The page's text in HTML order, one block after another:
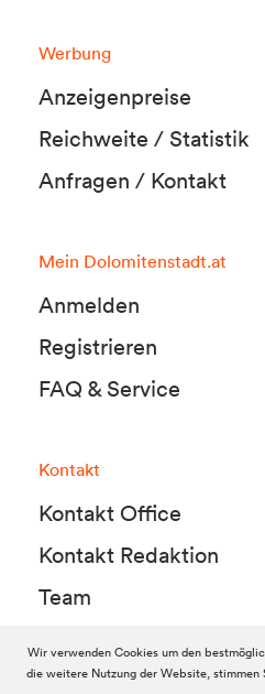
Werbung
Anzeigenpreise
Reichweite / Statistik
Anfragen / Kontakt
Mein Dolomitenstadt.at
Anmelden
Registrieren
FAQ & Service
Kontakt
Kontakt Office
Kontakt Redaktion
Team
© 2010-2026 Dolomitenstadt.at
Wir verwenden Cookies um den
die weitere Nutzung der Website, stimmen